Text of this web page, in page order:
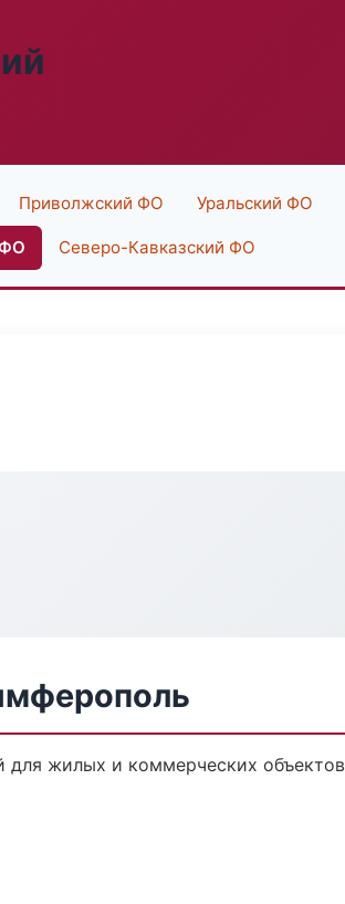
Приволжский ФО Уральский ФО
Северо-Кавказский ФО
жилых и коммерческих